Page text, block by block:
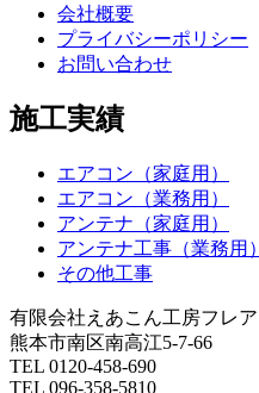
会社概要
プライバシーポリシー
お問い合わせ
施工実績
エアコン（家庭用）
エアコン（業務用）
アンテナ（家庭用）
アンテナ工事（業務用）
その他工事
有限会社えあこん工房フレア
熊本市南区南高江5-7-66
TEL 0120-458-690
TEL 096-358-5810